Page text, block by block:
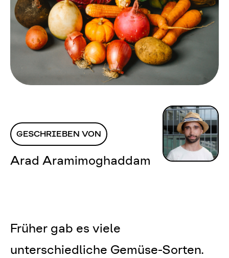
GESCHRIEBEN VON
Arad Aramimoghaddam
Früher gab es viele
unterschiedliche Gemüse-Sorten.